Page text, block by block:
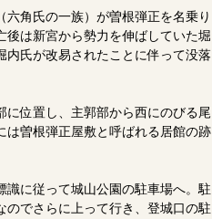
角氏の一族）が曽根弾正を名乗り
は新宮から勢力を伸ばしていた堀
内氏が改易されたことに伴って没落
位置し、主郭部から西にのびる尾
曽根弾正屋敷と呼ばれる居館の跡
に従って城山公園の駐車場へ。駐
でさらに上って行き、登城口の駐